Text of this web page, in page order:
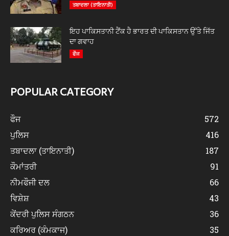
ਤਬਾਦਲਾ (ਤਾਇਨਾਤੀ)
ਇਹ ਪਾਕਿਸਤਾਨੀ ਟੈਂਕ ਹੈ ਭਾਰਤ ਦੀ ਪਾਕਿਸਤਾਨ ਉੱਤੇ ਜਿੱਤ
ਦਾ ਗਵਾਹ
ਫੌਜ
POPULAR CATEGORY
ਫੌਜ
572
ਪੁਲਿਸ
416
ਤਬਾਦਲਾ (ਤਾਇਨਾਤੀ)
187
ਕੌਮਾਂਤਰੀ
91
ਨੀਮਫੌਜੀ ਦਲ
66
ਵਿਸ਼ੇਸ਼
43
ਕੇਂਦਰੀ ਪੁਲਿਸ ਸੰਗਠਨ
36
ਕਰਿਅਰ (ਕੰਮਕਾਜ)
35